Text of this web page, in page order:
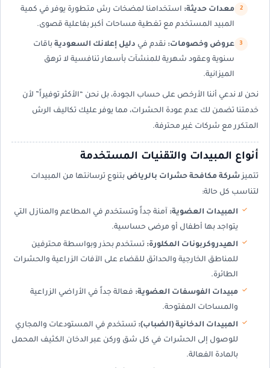
معدات حديثة: استخدامنا لمضخات رش متطورة يوفر في كمية
المبيد المستخدم مع تغطية مساحات أكبر بفاعلية قصوى.
عروض وخصومات: نقدم في دليل إعلانك السعودية باقات
سنوية وعقود شهرية للمنشآت بأسعار تنافسية لا ترهق
الميزانية.
نحن لا ندعي أننا الأرخص على حساب الجودة، بل نحن “الأكثر توفيراً” لأن
خدمتنا تضمن لك عدم عودة الحشرات، مما يوفر عليك تكاليف الرش
المتكرر مع شركات غير محترفة.
أنواع المبيدات والتقنيات المستخدمة
تتميزشركة مكافحة حشرات بالرياض بتنوع ترسانتها من المبيدات
لتناسب كل حالة:
المبيدات العضوية: آمنة جداً وتستخدم في المطاعم والمنازل التي
يتواجد بها أطفال أو مرضى حساسية.
الهيدروكربونات المكلورة: تستخدم بحذر وبواسطة محترفين
للمناطق الخارجية والحدائق للقضاء على الآفات الزراعية والحشرات
الطائرة.
مبيدات الفوسفات العضوية: فعالة جداً في الأراضي الزراعية
والمساحات المفتوحة.
المبيدات الدخانية (الضباب): تستخدم في المستودعات والمجاري
للوصول إلى الحشرات في كل شق وركن عبر الدخان الكثيف المحمل
بالمادة الفعالة.